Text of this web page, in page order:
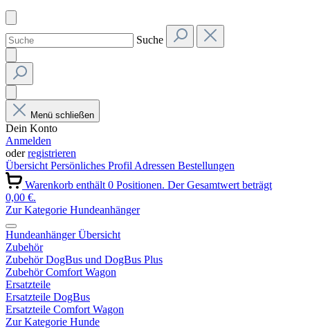
Suche
Menü schließen
Dein Konto
Anmelden
oderregistrieren
ÜbersichtPersönliches ProfilAdressen Bestellungen
Warenkorb enthält 0 Positionen. Der Gesamtwert beträgt
0,00 €.
Zur Kategorie Hundeanhänger
Hundeanhänger Übersicht
Zubehör
Zubehör DogBus und DogBus Plus
Zubehör Comfort Wagon
Ersatzteile
Ersatzteile DogBus
Ersatzteile Comfort Wagon
Zur Kategorie Hunde